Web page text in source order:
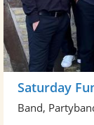
Saturday
Band,